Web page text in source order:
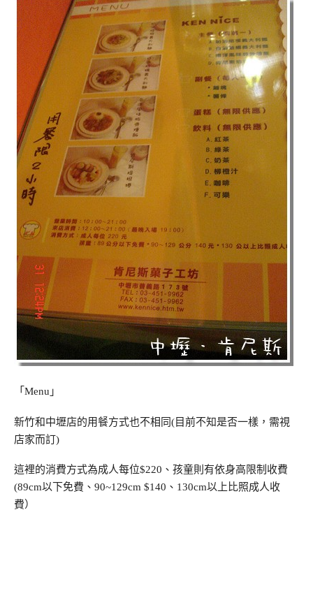
「Menu」
新竹和中壢店的用餐方式也不相同(目前不知是否一樣，需視
店家而訂)
這裡的消費方式為成人每位$220、孩童則有依身高限制收費
(89cm以下免費、90~129cm $140、130cm以上比照成人收
費）